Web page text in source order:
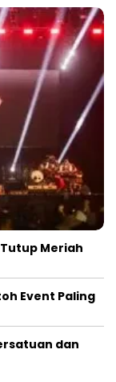
Meriah
Event Paling
dan